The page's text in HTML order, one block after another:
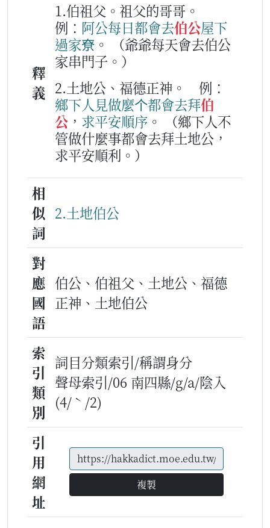
釋
義
1.伯祖父。祖父的哥哥。
例： 阿公每日都會去伯公屋下
過家尞 。
（爺爺每天會去伯公
家串門子。）
2.土地公、福德正神。
例：
鄉下人 見做麼个都會去拜伯
公 ， 求平安順序 。
（鄉下人不
管做什麼事都會去拜土地公，
求平安順利。）
相
似
詞
2.土地伯公
對
應
國
語
伯公、伯祖父、土地公、福德
正神、土地伯公
索
引
類
別
詞目分類索引/稱謂身分
聲母索引/06 南四縣/g/a/陰入
(4/ˋ/2)
引
用
網
址
複製